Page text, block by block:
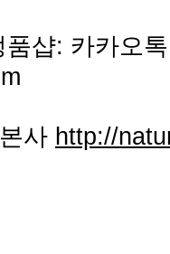
품샵: 카카오
사 http://